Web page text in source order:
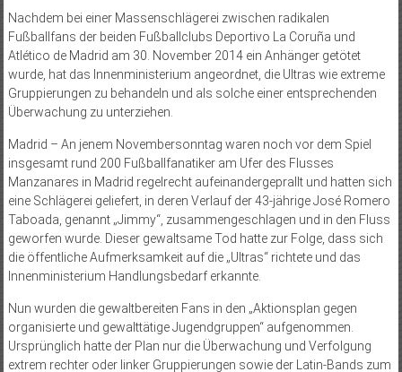
Nachdem bei einer Massenschlägerei zwischen radikalen
Fußballfans der beiden Fußballclubs Deportivo La Coruña und
Atlético de Madrid am 30. November 2014 ein Anhänger getötet
wurde, hat das Innenministerium angeordnet, die Ultras wie extreme
Gruppierungen zu behandeln und als solche einer entsprechenden
Überwachung zu unterziehen.
Madrid – An jenem Novembersonntag waren noch vor dem Spiel
insgesamt rund 200 Fußballfanatiker am Ufer des Flusses
Manzanares in Madrid regelrecht aufeinandergeprallt und hatten sich
eine Schlägerei geliefert, in deren Verlauf der 43-jährige José Romero
Taboada, genannt „Jimmy“, zusammengeschlagen und in den Fluss
geworfen wurde. Dieser gewaltsame Tod hatte zur Folge, dass sich
die öffentliche Aufmerksamkeit auf die „Ultras“ richtete und das
Innenministerium Handlungsbedarf erkannte.
Nun wurden die gewaltbereiten Fans in den „Aktionsplan gegen
organisierte und gewalttätige Jugendgruppen“ aufgenommen.
Ursprünglich hatte der Plan nur die Überwachung und Verfolgung
extrem rechter oder linker Gruppierungen sowie der Latin-Bands zum